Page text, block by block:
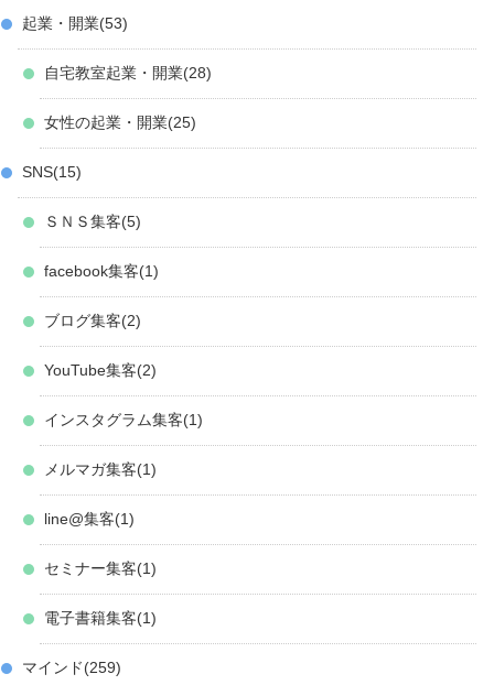
起業・開業 53
自宅教室起業・開業 28
女性の起業・開業 25
SNS 15
ＳＮＳ集客 5
facebook集客 1
ブログ集客 2
YouTube集客 2
インスタグラム集客 1
メルマガ集客 1
line@集客 1
セミナー集客 1
電子書籍集客 1
マインド 259